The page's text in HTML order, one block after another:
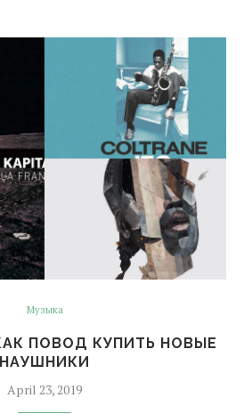
Музыка
ПОВОД КУПИТЬ НОВЫЕ
НАУШНИКИ
April 23, 2019